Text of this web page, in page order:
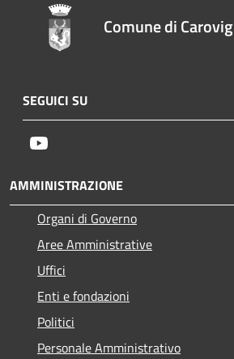
Comune di
SEGUICI SU
AMMINISTRAZIONE
Organi di Governo
Aree Amministrative
Uffici
Enti e fondazioni
Politici
Personale Amministrativo